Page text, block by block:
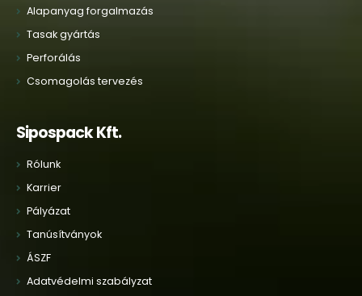
Alapanyag forgalmazás
Tasak gyártás
Perforálás
Csomagolás tervezés
Sipospack Kft.
Rólunk
Karrier
Pályázat
Tanúsítványok
ÁSZF
Adatvédelmi szabályzat